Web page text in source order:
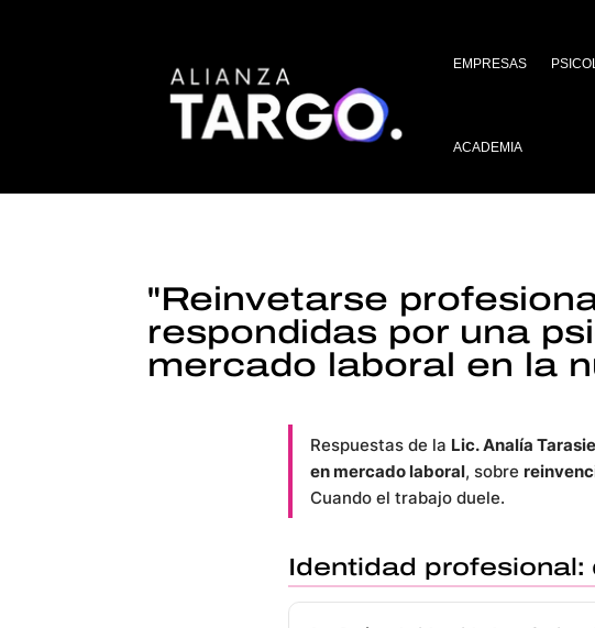
EMPRESAS
ACADEMIA
"Reinvetarse
respondidas por una
mercado laboral en la
Respuestas de la Lic. Analía
en mercado laboral, sobre
Cuando el trabajo duele.
Identidad